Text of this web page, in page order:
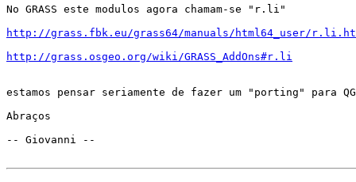
No GRASS este modulos agora chamam-se "r.li"
http://grass.fbk.eu/grass64/manuals/html64_user/
http://grass.osgeo.org/wiki/GRASS_AddOns#r.li
estamos pensar seriamente de fazer um "porting" para
Abraços
-- Giovanni --